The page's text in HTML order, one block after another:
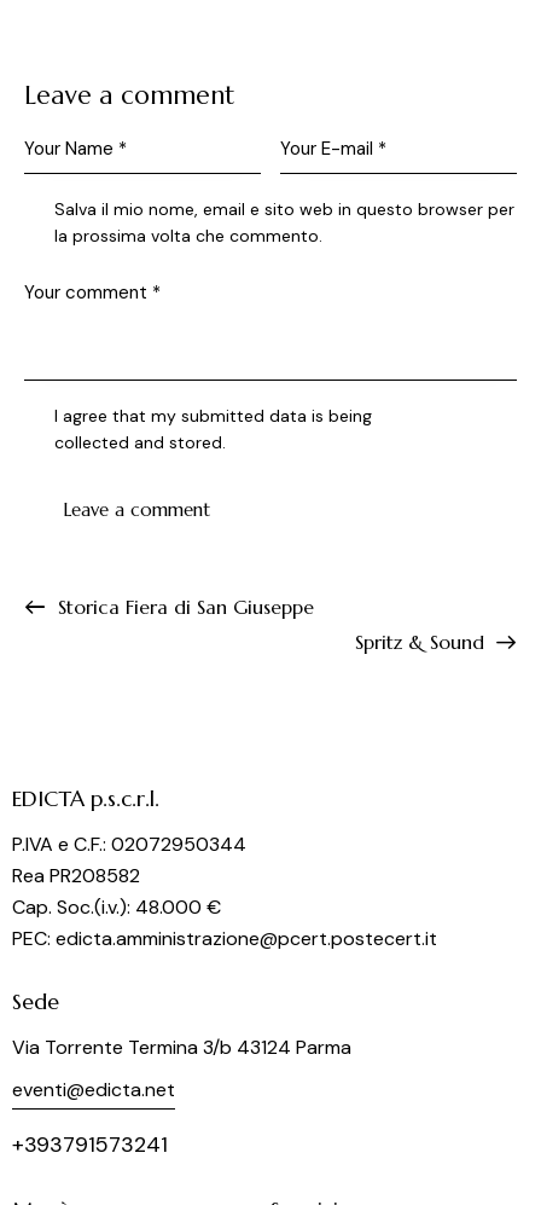
Leave a comment
Salva il mio nome, email e sito web in questo browser per
la prossima volta che commento.
I agree that my submitted data is being
collected and stored
Storica Fiera di San Giuseppe
Spritz & Sound
EDICTA p.s.c.r.l.
P.IVA e C.F.: 02072950344
Rea PR208582
Cap. Soc.(i.v.): 48.000 €
PEC: edicta.amministrazione@pcert.postecert.it
Sede
Via Torrente Termina 3/b 43124 Parma
eventi@edicta.net
+393791573241